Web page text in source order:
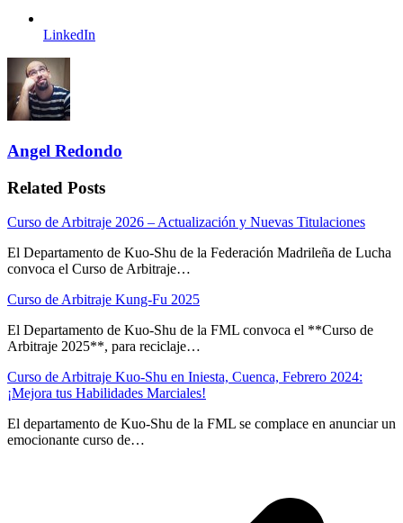
LinkedIn
Angel Redondo
Related Posts
Curso de Arbitraje 2026 – Actualización y Nuevas Titulaciones
El Departamento de Kuo-Shu de la Federación Madrileña de Lucha
convoca el Curso de Arbitraje…
Curso de Arbitraje Kung-Fu 2025
El Departamento de Kuo-Shu de la FML convoca el **Curso de
Arbitraje 2025**, para reciclaje…
Curso de Arbitraje Kuo-Shu en Iniesta, Cuenca, Febrero 2024:
¡Mejora tus Habilidades Marciales!
El departamento de Kuo-Shu de la FML se complace en anunciar un
emocionante curso de…